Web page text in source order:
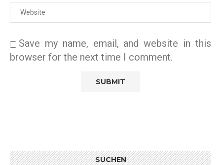
Save my name, email, and website in this
browser for the next time I comment.
SUCHEN